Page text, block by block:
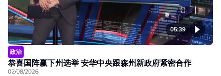
05:39
政治
恭喜国阵赢下州选举 安华中央跟森州新政府紧密合作
02/08/2026